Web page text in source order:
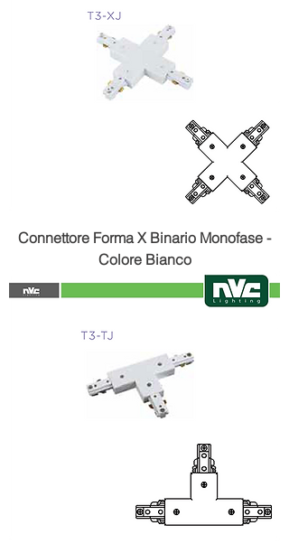
Connettore Forma X Binario Monofase -
Colore Bianco